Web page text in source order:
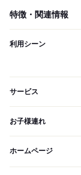
特徴・関連情報
利用シーン
サービス
お子様連れ
ホームページ